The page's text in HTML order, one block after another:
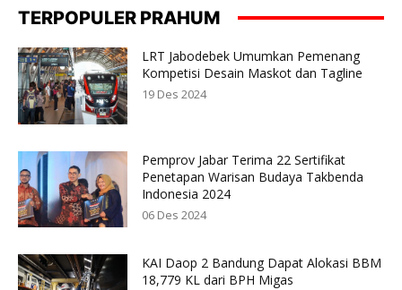
TERPOPULER PRAHUM
LRT Jabodebek Umumkan Pemenang
Kompetisi Desain Maskot dan Tagline
19 Des 2024
Pemprov Jabar Terima 22 Sertifikat
Penetapan Warisan Budaya Takbenda
Indonesia 2024
06 Des 2024
KAI Daop 2 Bandung Dapat Alokasi BBM
18,779 KL dari BPH Migas